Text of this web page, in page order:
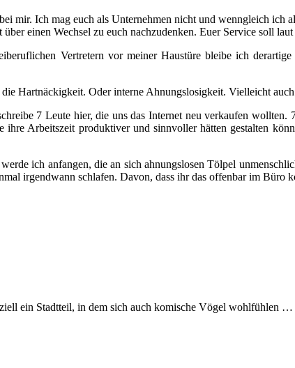
mir. Ich mag euch als Unternehmen nicht und wenngleich
einen Wechsel zu euch nachzudenken. Euer Service soll
Vertretern vor meiner Haustüre bleibe ich
die Hartnäckigkeit. Oder interne Ahnungslosigkeit. Vielleicht
7 Leute hier, die uns das Internet neu verkaufen
ihre Arbeitszeit produktiver und sinnvoller hätten gestalten
ich anfangen, die an sich ahnungslosen Tölpel
irgendwann schlafen. Davon, dass ihr das offenbar im Büro
ein Stadtteil, in dem sich auch komische Vögel wohlfühlen …